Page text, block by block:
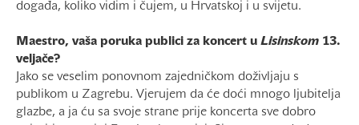
događa, koliko vidim i čujem, u Hrvatskoj i u svijetu.
Maestro, vaša poruka publici za koncert u Lisinskom 13.
veljače?
Jako se veselim ponovnom zajedničkom doživljaju s
publikom u Zagrebu. Vjerujem da će doći mnogo ljubitelja
glazbe, a ja ću sa svoje strane prije koncerta sve dobro